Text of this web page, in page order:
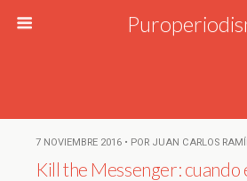
7 NOVIEMBRE 2016 • POR JUAN CARLOS
Kill the Messenger: cuando